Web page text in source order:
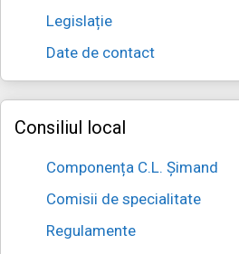
Legislație
Date de contact
Consiliul local
Componența C.L. Șimand
Comisii de specialitate
Regulamente